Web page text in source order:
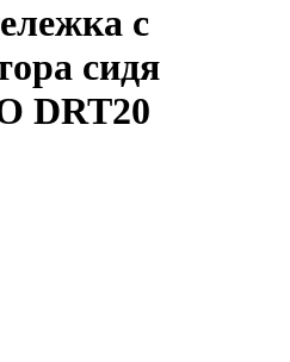
с
сидя
DRT20